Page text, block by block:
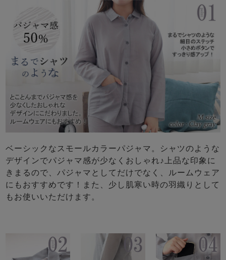
ベーシックなスモールカラーパジャマ。シャツのような
デザインでパジャマ感が少なくおしゃれ♪上品な印象に
きまるので、パジャマとしてだけでなく、ルームウェア
にもおすすめです！また、少し肌寒い時の羽織りとして
もお使いいただけます。